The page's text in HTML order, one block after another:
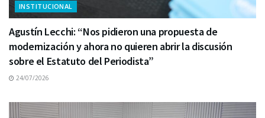
INSTITUCIONAL
Agustín Lecchi: “Nos pidieron una propuesta de
modernización y ahora no quieren abrir la discusión
sobre el Estatuto del Periodista”
24/07/2026